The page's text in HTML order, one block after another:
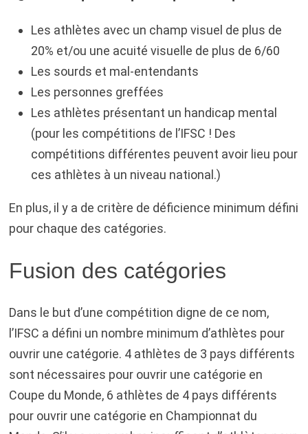
Les athlètes avec un champ visuel de plus de
20% et/ou une acuité visuelle de plus de 6/60
Les sourds et mal-entendants
Les personnes greffées
Les athlètes présentant un handicap mental
(pour les compétitions de l’IFSC ! Des
compétitions différentes peuvent avoir lieu pour
ces athlètes à un niveau national.)
En plus, il y a de critère de déficience minimum défini
pour chaque des catégories.
Fusion des catégories
Dans le but d’une compétition digne de ce nom,
l’IFSC a défini un nombre minimum d’athlètes pour
ouvrir une catégorie. 4 athlètes de 3 pays différents
sont nécessaires pour ouvrir une catégorie en
Coupe du Monde, 6 athlètes de 4 pays différents
pour ouvrir une catégorie en Championnat du